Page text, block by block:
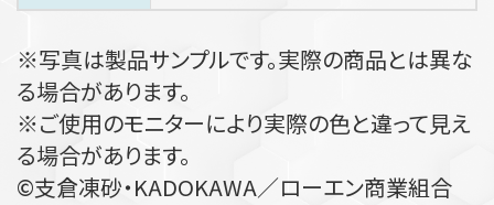
※写真は製品サンプルです。実際の商品とは異な
る場合があります。
※ご使用のモニターにより実際の色と違って見え
る場合があります。
©支倉凍砂・KADOKAWA／ローエン商業組合